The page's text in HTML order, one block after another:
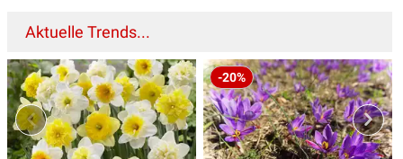
Aktuelle Trends...
-20%